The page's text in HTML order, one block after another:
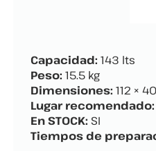
Capacidad: 143 lts
Peso: 15.5 kg
Dimensiones: 112 ×
Lugar recomendado:
En STOCK: SI
Tiempos de